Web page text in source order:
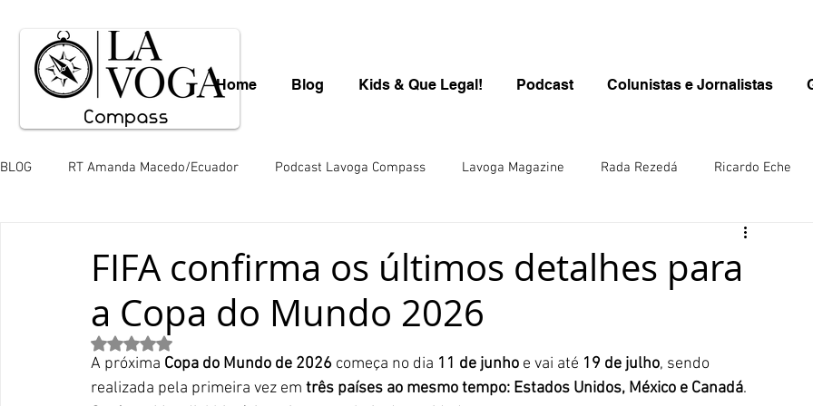
Home Blog Kids & Que Legal! Podcast Colunistas e Jornalistas
BLOG RT Amanda Macedo/Ecuador Podcast Lavoga Compass Lavoga Magazine Rada Rezedá Ricardo Eche
Carolina Brasil
Valéria Totti da Amazônia Variedades Saara Nousiainen Rô Wolfl/Alemanha
Paulo de Araújo Mingos Lobo Juliana Hill Juliana Hill/ Singapura-Ásia
FIFA confirma os últimos detalhes para
a Copa do Mundo 2026
Avaliado com NaN de 5 estrelas.
A próxima Copa do Mundo de 2026 começa no dia 11 de junho e vai até 19 de julho, sendo
realizada pela primeira vez em três países ao mesmo tempo: Estados Unidos, México e Canadá.